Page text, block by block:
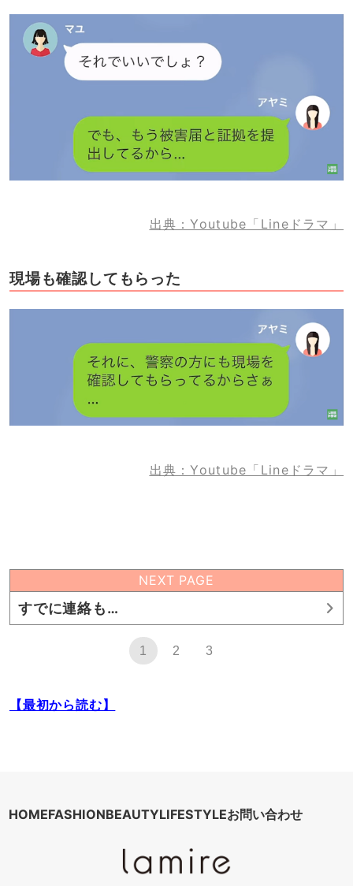
出典：Youtube「Lineドラマ」
現場も確認してもらった
出典：Youtube「Lineドラマ」
NEXT PAGE
すでに連絡も…
1 2 3
【最初から読む】
HOMEFASHIONBEAUTYLIFESTYLEお問い合わせ